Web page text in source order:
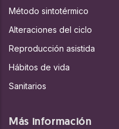
Método sintotérmico
Alteraciones del ciclo
Reproducción asistida
Hábitos de vida
Sanitarios
Más información